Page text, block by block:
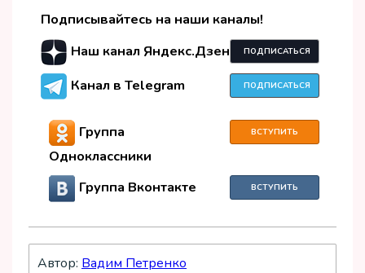
Подписывайтесь на наши каналы!
Наш канал Яндекс.Дзен
ПОДПИСАТЬСЯ
Канал в Telegram ПОДПИСАТЬСЯ
Группа
Одноклассники
ВСТУПИТЬ
Группа Вконтакте ВСТУПИТЬ
Автор: Вадим Петренко